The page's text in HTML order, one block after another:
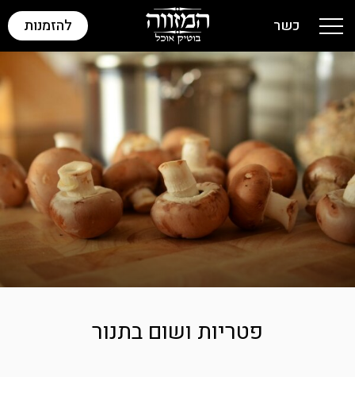
להזמנות
כשר
פטריות ושום בתנור